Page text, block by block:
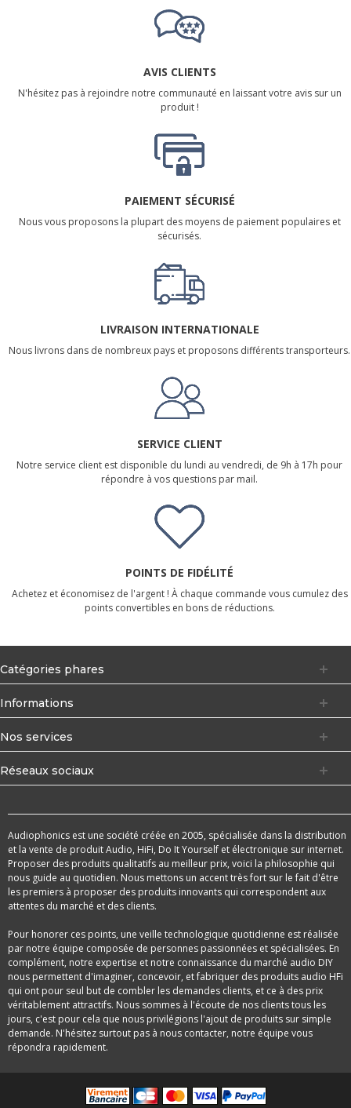
AVIS CLIENTS
N'hésitez pas à rejoindre notre communauté en laissant votre avis sur un
produit !
PAIEMENT SÉCURISÉ
Nous vous proposons la plupart des moyens de paiement populaires et
sécurisés.
LIVRAISON INTERNATIONALE
Nous livrons dans de nombreux pays et proposons différents transporteurs.
SERVICE CLIENT
Notre service client est disponible du lundi au vendredi, de 9h à 17h pour
répondre à vos questions par mail.
POINTS DE FIDÉLITÉ
Achetez et économisez de l'argent ! À chaque commande vous cumulez des
points convertibles en bons de réductions.
Catégories phares
Informations
Nos services
Réseaux sociaux
Audiophonics est une société créée en 2005, spécialisée dans la distribution
et la vente de produit Audio, HiFi, Do It Yourself et électronique sur internet.
Proposer des produits qualitatifs au meilleur prix, voici la philosophie qui
nous guide au quotidien. Nous mettons un accent très fort sur le fait d'être
les premiers à proposer des produits innovants qui correspondent aux
attentes du marché et des clients.
Pour honorer ces points, une veille technologique quotidienne est réalisée
par notre équipe composée de personnes passionnées et spécialisées. En
complément, notre expertise et notre connaissance du marché audio DIY
nous permettent d'imaginer, concevoir, et fabriquer des produits audio HFi
qui ont pour seul but de combler les demandes clients, et ce à des prix
véritablement attractifs. Nous sommes à l'écoute de nos clients tous les
jours, c'est pour cela que nous privilégions l'ajout de produits sur simple
demande. N'hésitez surtout pas à nous contacter, notre équipe vous
répondra rapidement.